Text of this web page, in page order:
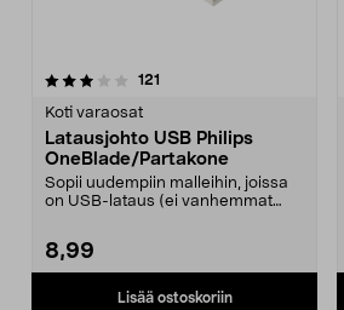
121
Koti varaosat
Latausjohto USB Philips
OneBlade/Partakone
Sopii uudempiin malleihin, joissa
on USB-lataus (ei vanhemmat
8,99
Lisää ostoskoriin
4.5 viidestä